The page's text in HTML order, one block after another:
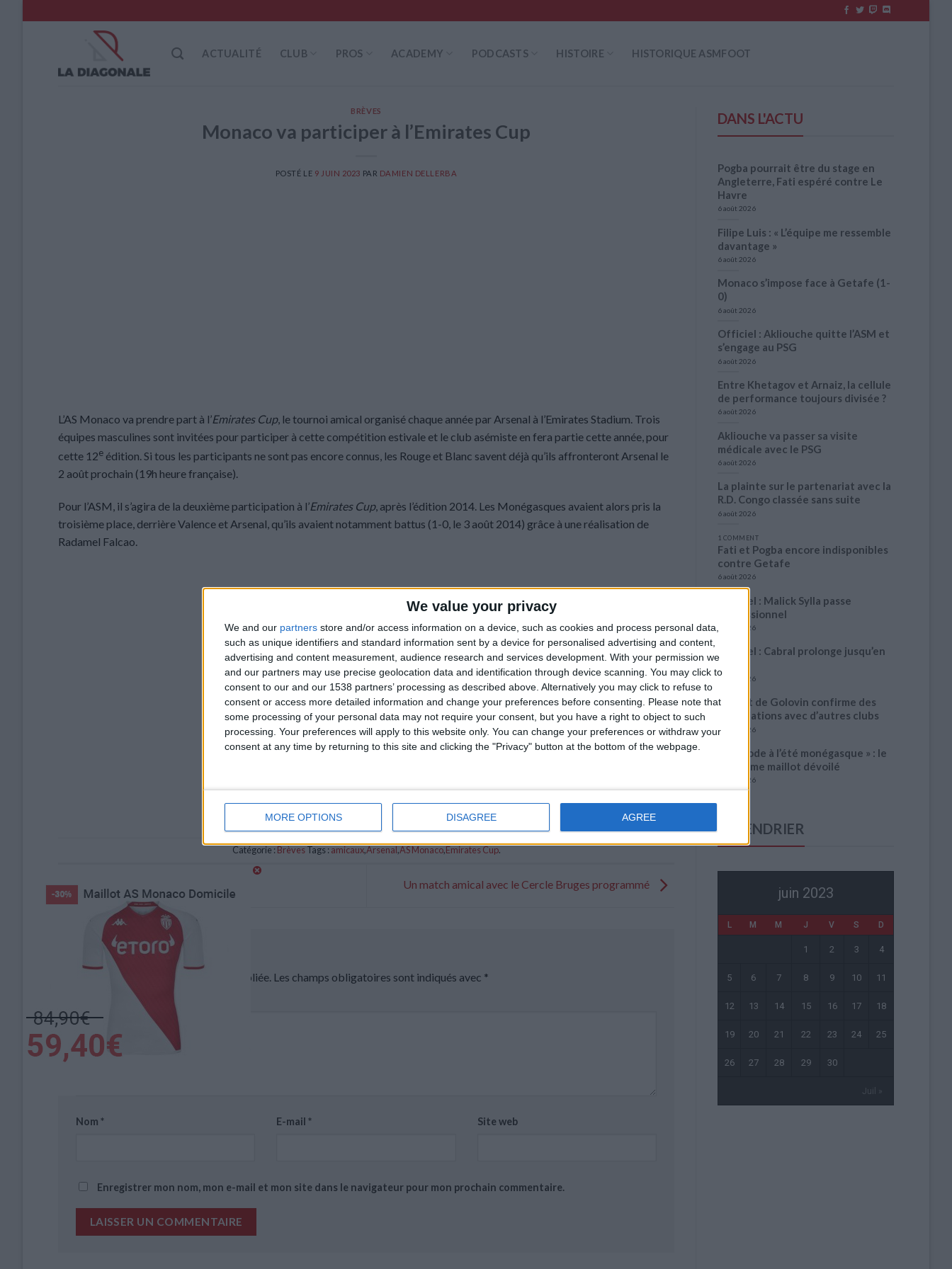
We value your privacy
We and our partners store and/or access information on a device, such as cookies and process personal data,
such as unique identifiers and standard information sent by a device for personalised advertising and content,
advertising and content measurement, audience research and services development. With your permission we
and our partners may use precise geolocation data and identification through device scanning. You may click to
consent to our and our 1538 partners’ processing as described above. Alternatively you may click to refuse to
consent or access more detailed information and change your preferences before consenting.
Please note that
some processing of your personal data may not require your consent, but you have a right to object to such
processing. Your preferences will apply to this website only. You can change your preferences or withdraw your
consent at any time by returning to this site and clicking the "Privacy" button at the bottom of the webpage.
MORE OPTIONS DISAGREE AGREE
to
ACTUALITÉ CLUB PROS ACADEMY PODCASTS HISTOIRE HISTORIQUE ASMFOOT
BRÈVES
Monaco va participer à l’Emirates Cup
POSTÉ LE 9 JUIN 2023 PAR DAMIEN DELLERBA
L’AS Monaco va prendre part à l’Emirates Cup, le tournoi amical organisé chaque année par Arsenal à l’Emirates Stadium. Trois
équipes masculines sont invitées pour participer à cette compétition estivale et le club asémiste en fera partie cette année, pour
cette 12e édition. Si tous les participants ne sont pas encore connus, les Rouge et Blanc savent déjà qu’ils affronteront Arsenal le
2 août prochain (19h heure française).
Pour l’ASM, il s’agira de la deuxième participation à l’Emirates Cup, après l’édition 2014. Les Monégasques avaient alors pris la
troisième place, derrière Valence et Arsenal, qu’ils avaient notamment battus (1-0, le 3 août 2014) grâce à une réalisation de
Radamel Falcao.
Catégorie : BrèvesTags : amicaux,Arsenal,AS Monaco,Emirates Cup.
Un match amical avec le Cercle Bruges programmé
Laisser un commentaire
Votre adresse e-mail ne sera pas publiée. Les champs obligatoires sont indiqués avec *
Commentaire
Nom * E-mail* Site web
Enregistrer mon nom, mon e-mail et mon site dans le navigateur pour mon prochain commentaire.
DANS L'ACTU
Pogba pourrait être du stage en
Angleterre, Fati espéré contre Le
Havre
6 août 2026
Filipe Luis : « L’équipe me ressemble
davantage »
6 août 2026
Monaco s’impose face à Getafe (1-
0)
6 août 2026
Officiel : Akliouche quitte l’ASM et
s’engage au PSG
6 août 2026
Entre Khetagov et Arnaiz, la cellule
de performance toujours divisée ?
6 août 2026
Akliouche va passer sa visite
médicale avec le PSG
6 août 2026
La plainte sur le partenariat avec la
R.D. Congo classée sans suite
6 août 2026
1 COMMENT
Fati et Pogba encore indisponibles
contre Getafe
6 août 2026
Officiel : Malick Sylla passe
professionnel
5 août 2026
Officiel : Cabral prolonge jusqu’en
2031
5 août 2026
L’agent de Golovin confirme des
négociations avec d’autres clubs
4 août 2026
« Une ode à l’été monégasque » : le
troisième maillot dévoilé
4 août 2026
CALENDRIER
juin 2023
L M M J V S D
Juil »
1 2 3 4
5 6 7 8 9 10 11
12 13 14 15 16 17 18
19 20 21 22 23 24 25
26 27 28 29 30